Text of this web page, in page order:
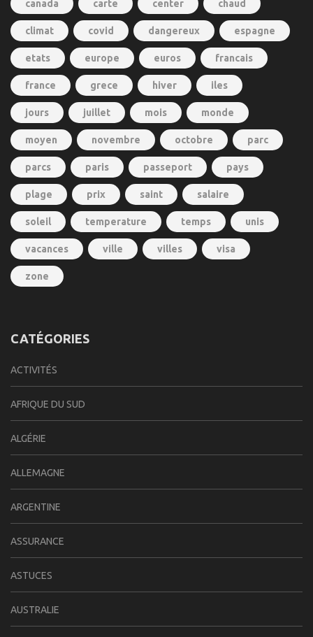
canada carte center chaud
climat covid dangereux espagne
etats europe euros francais
france grece hiver iles
jours juillet mois monde
moyen novembre octobre parc
parcs paris passeport pays
plage prix saint salaire
soleil temperature temps unis
vacances ville villes visa
zone
CATÉGORIES
ACTIVITÉS
AFRIQUE DU SUD
ALGÉRIE
ALLEMAGNE
ARGENTINE
ASSURANCE
ASTUCES
AUSTRALIE